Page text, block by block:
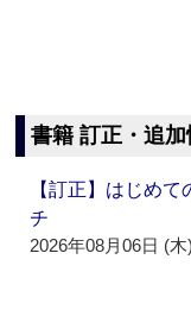
書籍 訂正・追加
【訂正】はじめ
チ
2026年08月06日 (木)